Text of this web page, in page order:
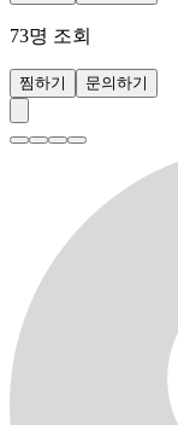
73명 조회
찜하기 문의하기